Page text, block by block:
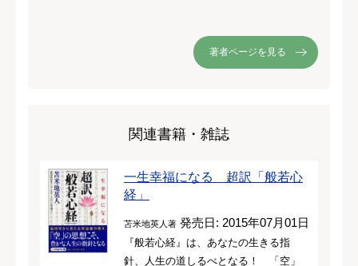
著者ページを見る
関連書籍・雑誌
一生幸福になる 超訳「般若心
経」
苫米地英人著 発売日: 2015年07月01日
『般若心経』は、あなたの生きる指
針、人生の道しるべとなる！ 「空」